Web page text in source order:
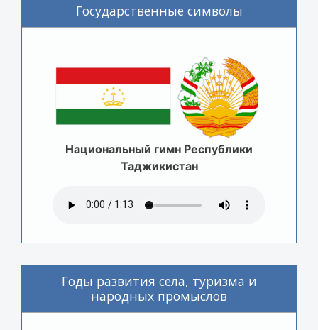
Государственные символы
Национальный гимн Республики
Таджикистан
Годы развития села, туризма и
народных промыслов